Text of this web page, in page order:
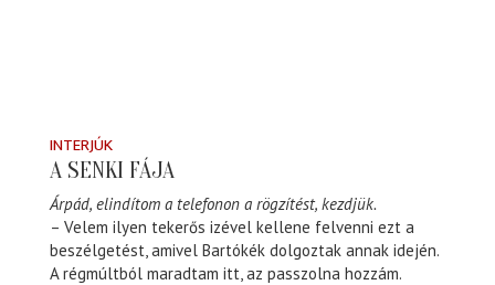
INTERJÚK
A SENKI FÁJA
Árpád, elindítom a telefonon a rögzítést, kezdjük.
– Velem ilyen tekerős izével kellene felvenni ezt a
beszélgetést, amivel Bartókék dolgoztak annak idején.
A régmúltból maradtam itt, az passzolna hozzám.